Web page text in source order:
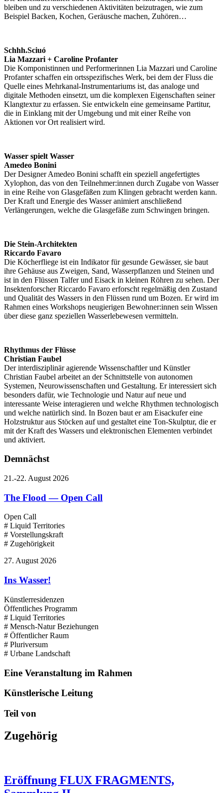
bleiben und zu verschiedenen Aktivitäten beizutragen, wie zum
Beispiel Backen, Kochen, Geräusche machen, Zuhören…
Schhh.Sciuó
Lia Mazzari + Caroline Profanter
Die Komponistinnen und Performerinnen Lia Mazzari und Caroline
Profanter schaffen ein ortsspezifisches Werk, bei dem der Fluss die
Quelle eines Mehrkanal-Instrumentariums ist, das analoge und
digitale Methoden einsetzt, um die komplexen Eigenschaften seiner
Klangtextur zu erfassen. Sie entwickeln eine gemeinsame Partitur,
die in Einklang mit der Umgebung und mit einer Reihe von
Aktionen vor Ort realisiert wird.
Wasser spielt Wasser
Amedeo Bonini
Der Designer Amedeo Bonini schafft ein speziell angefertigtes
Xylophon, das von den Teilnehmer:innen durch Zugabe von Wasser
in eine Reihe von Glasgefäßen zum Klingen gebracht werden kann.
Der Kraft und Energie des Wasser animiert anschließend
Verlängerungen, welche die Glasgefäße zum Schwingen bringen.
Die Stein-Architekten
Riccardo Favaro
Die Köcherfliege ist ein Indikator für gesunde Gewässer, sie baut
ihre Gehäuse aus Zweigen, Sand, Wasserpflanzen und Steinen und
ist in den Flüssen Talfer und Eisack in kleinen Röhren zu sehen. Der
Insektenforscher Riccardo Favaro erforscht regelmäßig den Zustand
und Qualität des Wassers in den Flüssen rund um Bozen. Er wird im
Rahmen eines Workshops neugierigen Bewohner:innen sein Wissen
über diese ganz speziellen Wasserlebewesen vermitteln.
Rhythmus der Flüsse
Christian Faubel
Der interdisziplinär agierende Wissenschaftler und Künstler
Christian Faubel arbeitet an der Schnittstelle von autonomen
Systemen, Neurowissenschaften und Gestaltung. Er interessiert sich
besonders dafür, wie Technologie und Natur auf neue und
interessante Weise interagieren und welche Rhythmen technologisch
und welche natürlich sind. In Bozen baut er am Eisackufer eine
Holzstruktur aus Stöcken auf und gestaltet eine Ton-Skulptur, die er
mit der Kraft des Wassers und elektronischen Elementen verbindet
und aktiviert.
Demnächst
21.-22. August 2026
The Flood — Open Call
Open Call
# Liquid Territories
# Vorstellungskraft
# Zugehörigkeit
27. August 2026
Ins Wasser!
Künstlerresidenzen
Öffentliches Programm
# Liquid Territories
# Mensch-Natur Beziehungen
# Öffentlicher Raum
# Pluriversum
# Urbane Landschaft
Eine Veranstaltung im Rahmen
Künstlerische Leitung
Teil von
Zugehörig
Eröffnung FLUX FRAGMENTS,